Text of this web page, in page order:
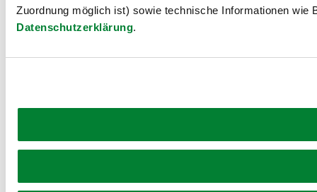
Zuordnung möglich ist) sowie technische Informationen
Datenschutzerklärung.